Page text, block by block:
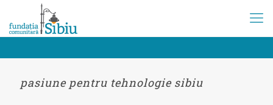
pasiune pentru tehnologie sibiu